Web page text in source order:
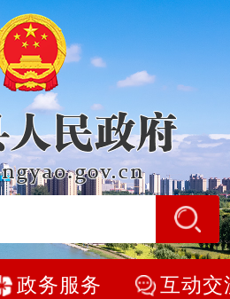
政务服务 互动交